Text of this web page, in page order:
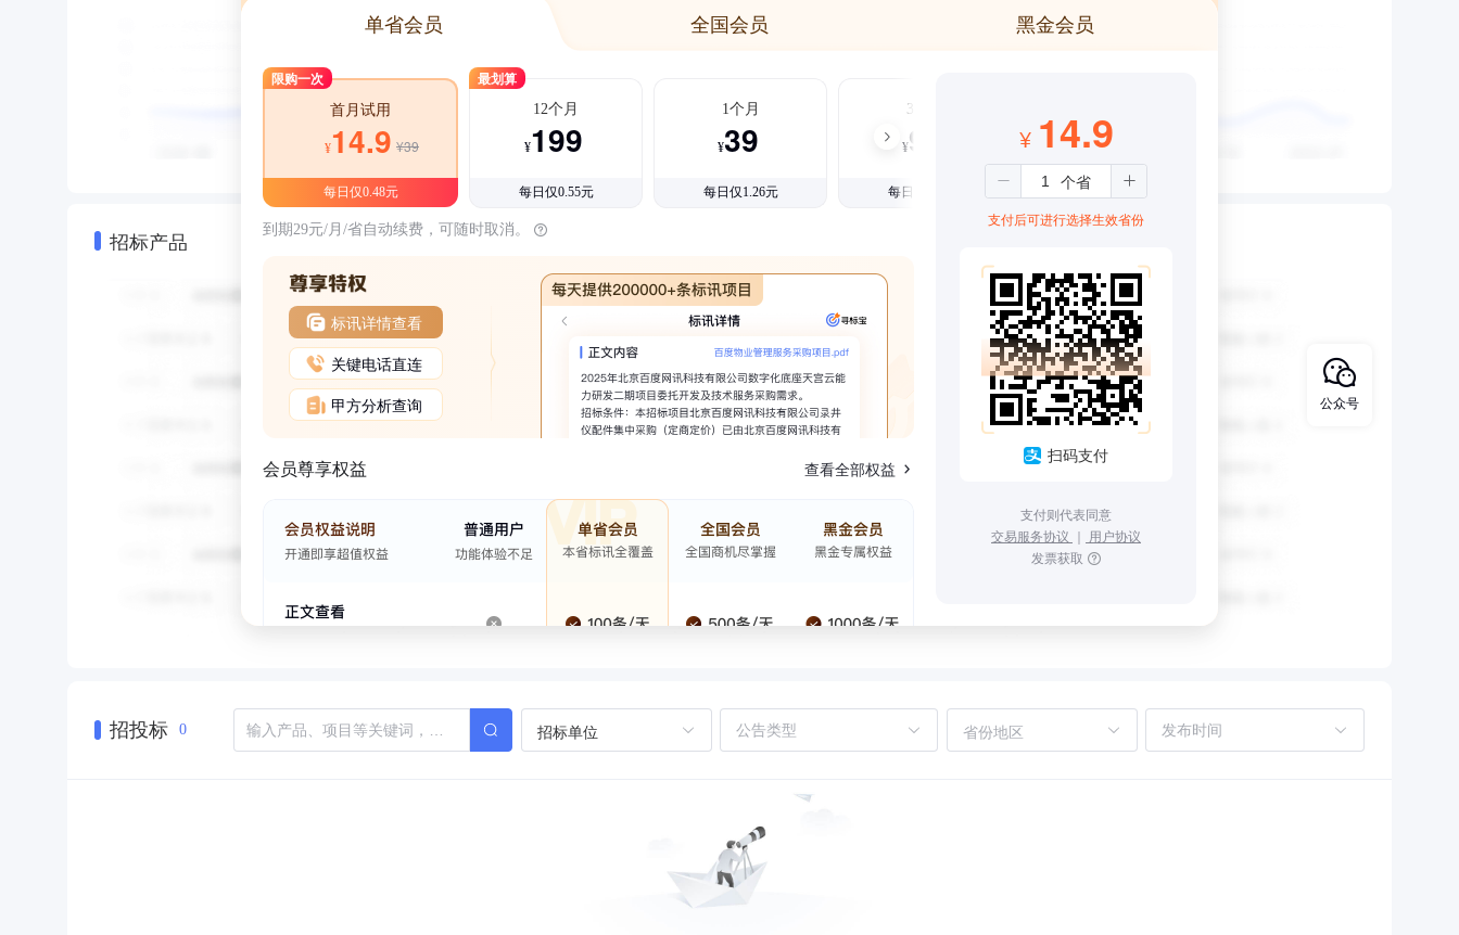
招标产品
单省会员 全国会员 黑金会员
限购一次
首月试用
¥14.9 ¥39
每日仅0.48元
最划算
12个月
¥199
每日仅0.55元
1个月
¥39
每日仅1.26元
3个月
¥99
每日仅1.08元
到期29元/月/省自动续费，可随时取消。
标讯详情查看
关键电话直连
甲方分析查询
会员尊享权益 查看全部权益
¥ 14.9
支付后可进行选择生效省份
扫码支付
支付则代表同意
交易服务协议 ｜ 用户协议
发票获取
招投标 0 招标单位 省份地区
公众号